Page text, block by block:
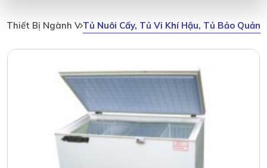
Thiết Bị Ngành Vi Sinh, Môi TrườngTủ Nuôi Cấy, Tủ Vi Khí Hậu, Tủ Bảo